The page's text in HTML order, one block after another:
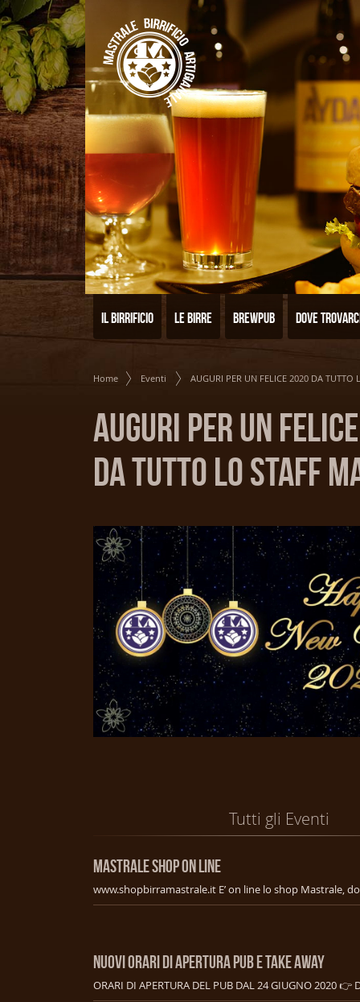
Il birrificio Le birre Brewpub Dove
Home Eventi AUGURI PER UN FELICE 2020 DA TUTTO
AUGURI PER UN
DA TUTTO LO STAFF
Tutti gli Eventi
MASTRALE SHOP ON LINE
NUOVI ORARI DI APERTURA PUB E TAKE AWAY